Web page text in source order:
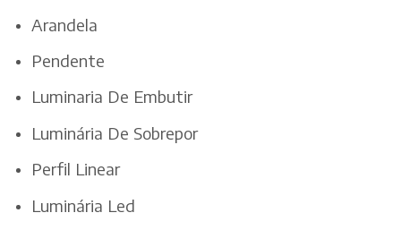
Arandela
Pendente
Luminaria De Embutir
Luminária De Sobrepor
Perfil Linear
Luminária Led